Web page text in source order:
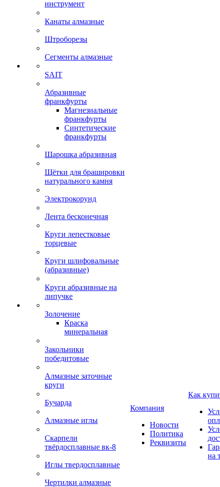
инструмент
Канаты алмазные
Штроборезы
Сегменты алмазные
SAIT
Абразивные
франкфурты
Магнезиальные
франкфурты
Синтетические
франкфурты
Шарошка абразивная
Щётки для брашировки
натурального камня
Электрокорунд
Лента бесконечная
Круги лепестковые
торцевые
Круги шлифовальные
(абразивные)
Круги абразивные на
липучке
Золочение
Краска
минеральная
Закольники
победитовые
Алмазные заточные
круги
Бучарда
Алмазные иглы
Скарпели
твёрдосплавные вк-8
Иглы твердосплавные
Чертилки алмазные
Компания
Новости
Политика
Реквизиты
Как
на